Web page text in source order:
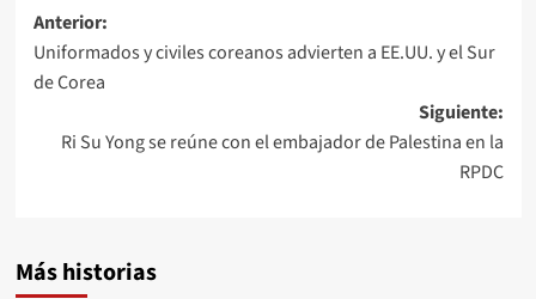
Navegación
de
entradas
Anterior:
Uniformados y civiles coreanos advierten a EE.UU. y el Sur
de Corea
Siguiente:
Ri Su Yong se reúne con el embajador de Palestina en la
RPDC
Más historias